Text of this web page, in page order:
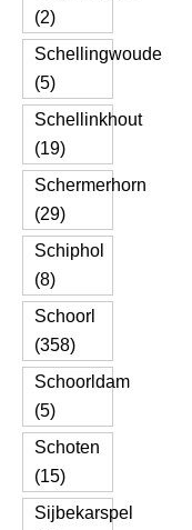
(2)
Schellingwoude
(5)
Schellinkhout
(19)
Schermerhorn
(29)
Schiphol
(8)
Schoorl
(358)
Schoorldam
(5)
Schoten
(15)
Sijbekarspel